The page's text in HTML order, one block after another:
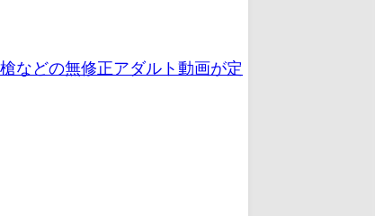
などの無修正アダルト動画が定